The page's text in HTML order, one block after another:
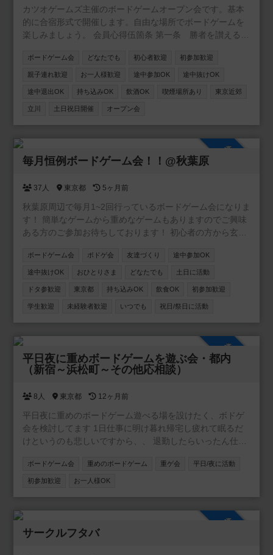
カツオゲームズ主催のボードゲームオープン会です。基本
的に合宿形式で開催します。自由な場所でボードゲームを
楽しみましょう。 会員心得伍箇条 第一条 勝者を讃えるべ
負けると分かっていても全力を尽くすべし(勝者がつまらな
く感じる行為をしてはいけません) 第三条 ゲームに負けて
者を待たせる時は一言断ろう) 第五条 法に触れること無か
るべし(法に触れなければ遠慮は無用)
ボードゲーム会 どなたでも 初心者歓迎 初参加歓迎
親子連れ歓迎 お一人様歓迎 途中参加OK 途中抜けOK
途中退出OK 持ち込みOK 飲酒OK 喫煙場所あり 東京近郊
立川 土日祝日開催 オープン会
毎月恒例ボードゲーム会！！@秋葉原
37人 東京都 5ヶ月前
秋葉原周辺で毎月1~2回行っているボードゲーム会になりま
す！ 簡単なゲームから重めなゲームもありますのでご興味
ある方のご参加お待ちしております！ 初心者の方から玄人
が遊びに来てくれています(*´∀｀*) 相方と合わせて約300種
類(拡張込)のボードゲームございますので色んな方に楽しめ
間の許す限り遊び尽くして下さい！！
ボードゲーム会 ボドゲ会 友達づくり 途中参加OK
途中抜けOK おひとりさま どなたでも 土日に活動
ドタ参歓迎 東京都 持ち込みOK 飲食OK 初参加歓迎
学生歓迎 未経験者歓迎 いつでも 祝日/祭日に活動
参加自由
平日夜に重めボードゲームを遊ぶ会・都内
（新宿～浜松町～その他応相談）
8人 東京都 12ヶ月前
平日夜に重めのボードゲーム遊べる場を設けたく、ボドゲ
会を検討してます 1日仕事に明け暮れ帰宅し疲れて眠るだ
けというのも悲しいですから、、 退勤したらいったん仕事
以下、会の内訳です； -------------------------------------- 日
時：平日夜の19時～22時30分 ※都度募集 場所：都内（新宿
ご参加のかたへお知らせするかたちです 参加費：700円 制
限：1開催4名まで(1卓のみ) --------------------------------------
ボードゲーム会 重めのボードゲーム 重ゲ会 平日/夜に活動
初参加歓迎 お一人様OK
サークルフタバ